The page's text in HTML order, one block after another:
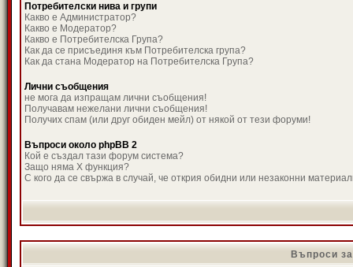
Потребителски нива и групи
Какво е Администратор?
Какво е Модератор?
Какво е Потребителска Група?
Как да се присъединя към Потребителска група?
Как да стана Модератор на Потребителска Група?
Лични съобщения
не мога да изпращам лични съобщения!
Получавам нежелани лични съобщения!
Получих спам (или друг обиден мейл) от някой от тези форуми!
Въпроси около phpBB 2
Кой е създал тази форум система?
Защо няма X функция?
С кого да се свържа в случай, че открия обидни или незаконни
Въпроси